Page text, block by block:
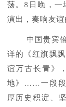
荡。8日晚，一
演出，奏响友谊
中国贵宾
详的《红旗飘
谊万古长青》
地》……一段段
厚历史积淀、